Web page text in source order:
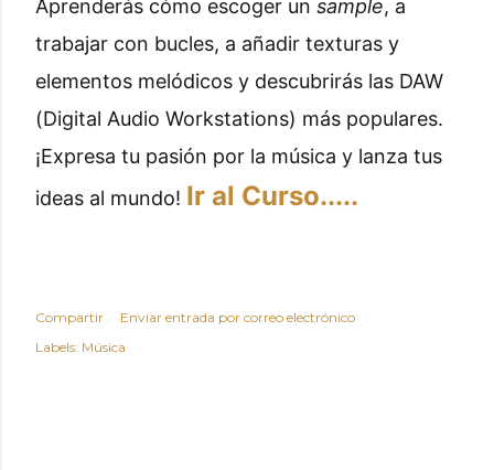
Aprenderás cómo escoger un sample, a
trabajar con bucles, a añadir texturas y
elementos melódicos y descubrirás las DAW
(Digital Audio Workstations) más populares.
¡Expresa tu pasión por la música y lanza tus
ideas al mundo! Ir al Curso.....
Compartir
Enviar entrada por correo electrónico
Labels: Música